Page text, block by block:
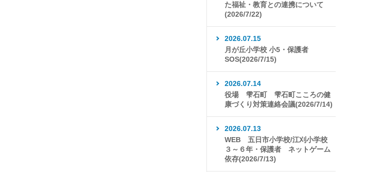
た福祉・教育との連携について
(2026/7/22)
2026.07.15
月が丘小学校 小5・保護者
SOS(2026/7/15)
2026.07.14
役場 雫石町 雫石町こころの健
康づくり対策連絡会議(2026/7/14)
2026.07.13
WEB 五日市小学校/江刈小学校
３～６年・保護者 ネットゲーム
依存(2026/7/13)